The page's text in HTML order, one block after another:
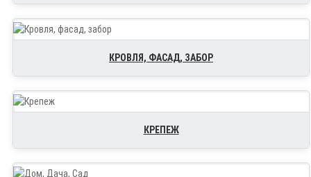
КРОВЛЯ, ФАСАД, ЗАБОР
КРЕПЕЖ